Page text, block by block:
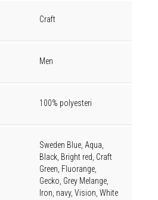
Craft
Men
100% polyesteri
Sweden Blue, Aqua,
Black, Bright red, Craft
Green, Fluorange,
Gecko, Grey Melange,
Iron, navy, Vision, White